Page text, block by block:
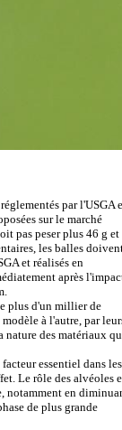
par l'USGA
sur le marché
pas peser plus 46 g et
les balles
et réalisés en
après
plus d'un millier de
à l'autre, par
nature des matériaux
essentiel dans les
Le rôle des alvéoles
notamment en
de plus grande